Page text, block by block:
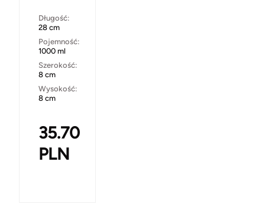
Długość:
28 cm
Pojemność:
1000 ml
Szerokość:
8 cm
Wysokość:
8 cm
35.70
PLN